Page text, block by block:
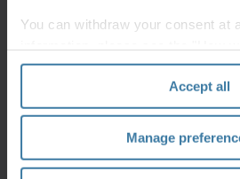
You can withdraw your consent at
section" of ourPrivacy Policy.
Accept all
Manage